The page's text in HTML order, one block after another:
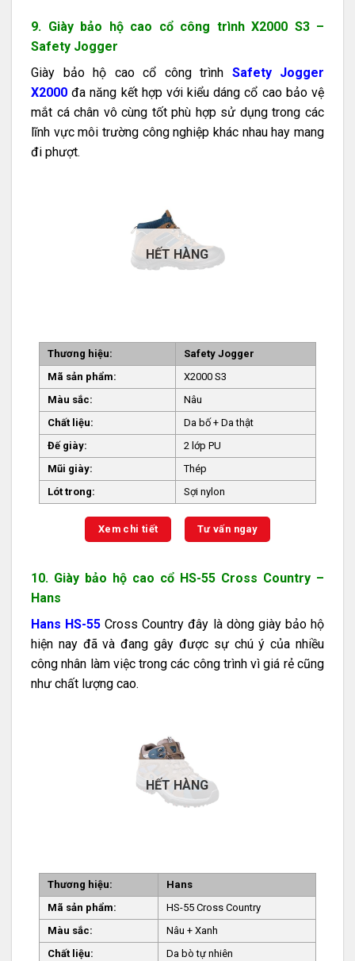
9. Giày bảo hộ cao cổ công trình X2000 S3 –
Safety Jogger
Giày bảo hộ cao cổ công trình Safety Jogger
X2000 đa năng kết hợp với kiểu dáng cổ cao bảo vệ
mắt cá chân vô cùng tốt phù hợp sử dụng trong các
lĩnh vực môi trường công nghiệp khác nhau hay mang
đi phượt.
HẾT HÀNG
Thương hiệu:
Safety Jogger
Mã sản phẩm:
X2000 S3
Màu sắc:
Nâu
Chất liệu:
Da bố + Da thật
Đế giày:
2 lớp PU
Mũi giày:
Thép
Lót trong:
Sợi nylon
Xem chi tiết Tư vấn ngay
10. Giày bảo hộ cao cổ HS-55 Cross Country –
Hans
Hans HS-55 Cross Country đây là dòng giày bảo hộ
hiện nay đã và đang gây được sự chú ý của nhiều
công nhân làm việc trong các công trình vì giá rẻ cũng
như chất lượng cao.
HẾT HÀNG
Thương hiệu:
Hans
Mã sản phẩm:
HS-55 Cross Country
Màu sắc:
Nâu + Xanh
Chất liệu:
Da bò tự nhiên